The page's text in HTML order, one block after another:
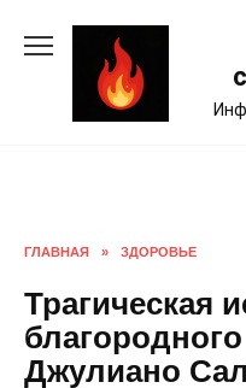
ГЛАВНАЯ » ЗДОРОВЬЕ
Трагическая
Джулиано